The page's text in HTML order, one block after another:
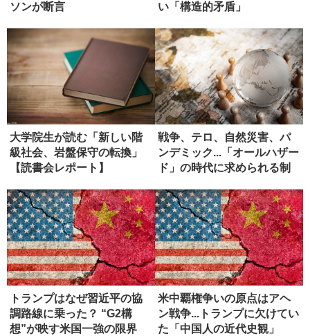
ソンが断言
い「構造的矛盾」
大学院生が読む「新しい階
級社会、岩盤保守の転換」
【読書会レポート】
戦争、テロ、自然災害、パ
ンデミック...「オールハザー
ド」の時代に求められる制
トランプはなぜ習近平の協
調路線に乗った？ “G2構
想”が映す米国一強の限界
米中覇権争いの原点はアヘ
ン戦争...トランプに欠けてい
た「中国人の近代史観」